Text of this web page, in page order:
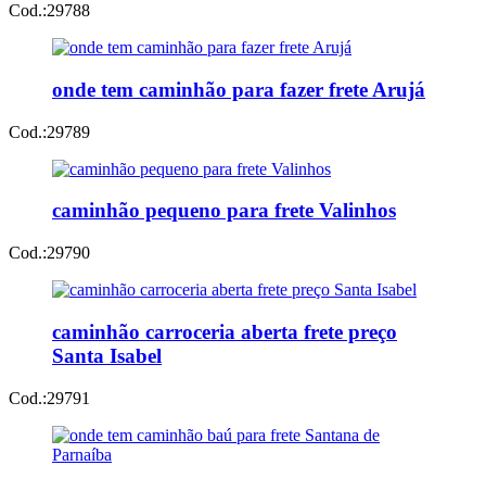
Cod.:29788
onde tem caminhão para fazer frete Arujá
Cod.:29789
caminhão pequeno para frete Valinhos
Cod.:29790
caminhão carroceria aberta frete preço
Santa Isabel
Cod.:29791